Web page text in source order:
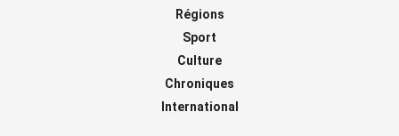
Régions
Sport
Culture
Chroniques
International